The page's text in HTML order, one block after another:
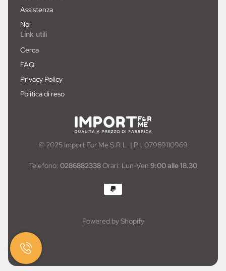
Assistenza
Noi
Link utili
Cerca
FAQ
Privacy Policy
Politica di reso
© 2025 Import For Me S.R.L. | P.I. 07969110969
Telefono: 0286882338Orari: Lun-Ven 9:00 alle 18.30
Powered by Shopify